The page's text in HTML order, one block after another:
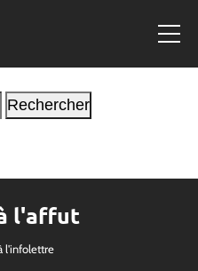
l'affut
l'infolettre